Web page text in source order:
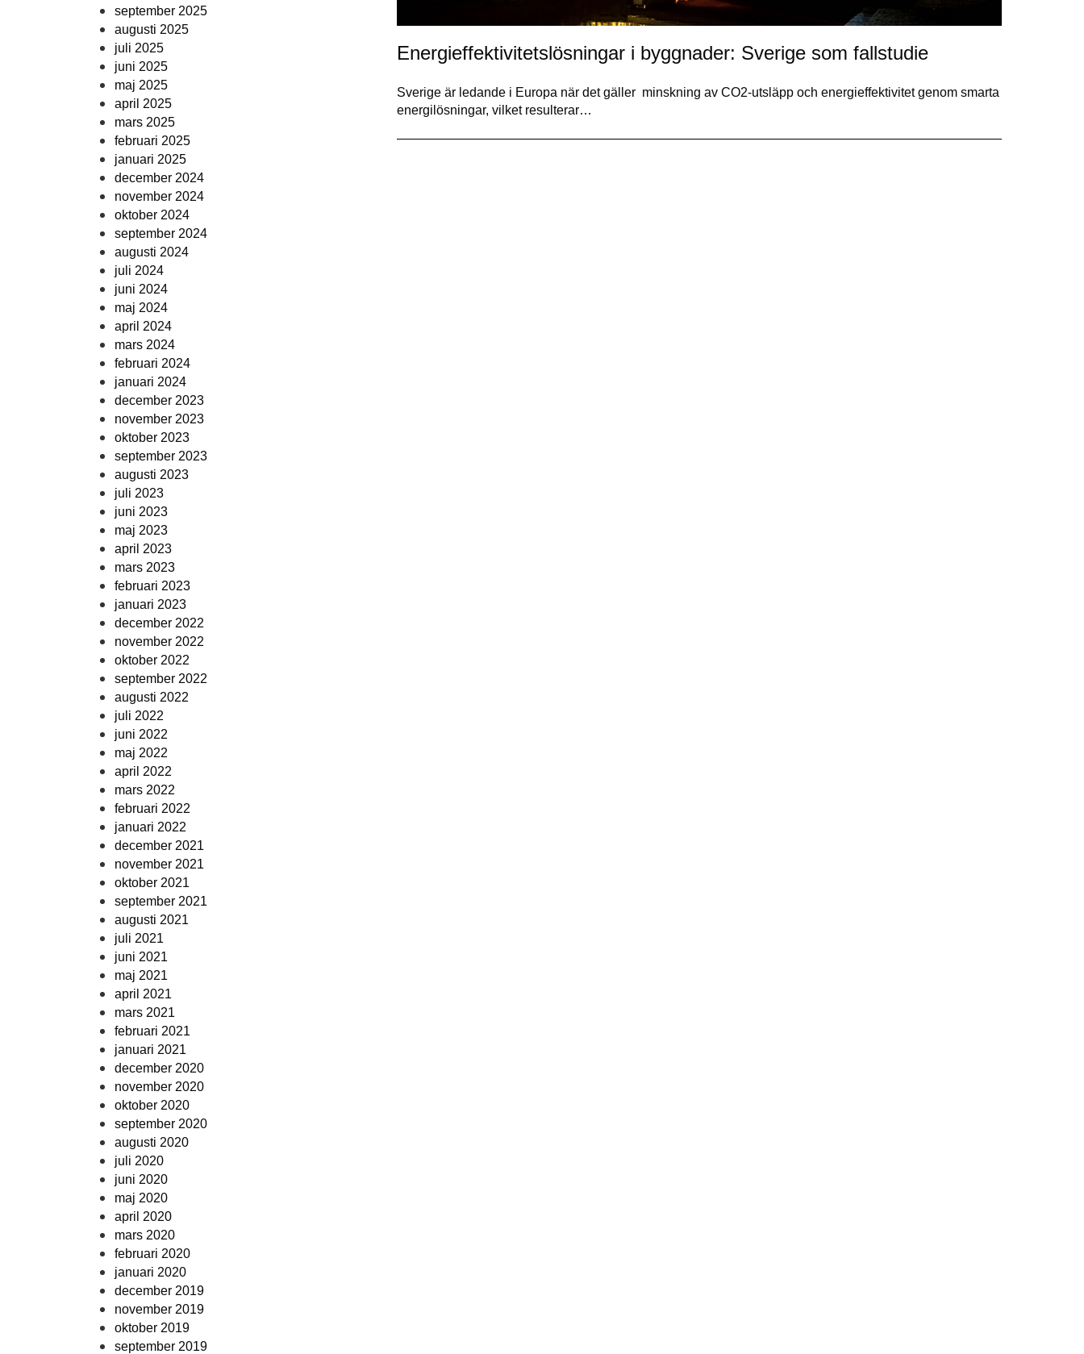
september 2025
augusti 2025
juli 2025
juni 2025
maj 2025
april 2025
mars 2025
februari 2025
januari 2025
december 2024
november 2024
oktober 2024
september 2024
augusti 2024
juli 2024
juni 2024
maj 2024
april 2024
mars 2024
februari 2024
januari 2024
december 2023
november 2023
oktober 2023
september 2023
augusti 2023
juli 2023
juni 2023
maj 2023
april 2023
mars 2023
februari 2023
januari 2023
december 2022
november 2022
oktober 2022
september 2022
augusti 2022
juli 2022
juni 2022
maj 2022
april 2022
mars 2022
februari 2022
januari 2022
december 2021
november 2021
oktober 2021
september 2021
augusti 2021
juli 2021
juni 2021
maj 2021
april 2021
mars 2021
februari 2021
januari 2021
december 2020
november 2020
oktober 2020
september 2020
augusti 2020
juli 2020
juni 2020
maj 2020
april 2020
mars 2020
februari 2020
januari 2020
december 2019
november 2019
oktober 2019
september 2019
Energieffektivitetslösningar i byggnader: Sverige som fallstudie
Sverige är ledande i Europa när det gäller minskning av CO2-utsläpp och energieffektivitet genom smarta
energilösningar, vilket resulterar…